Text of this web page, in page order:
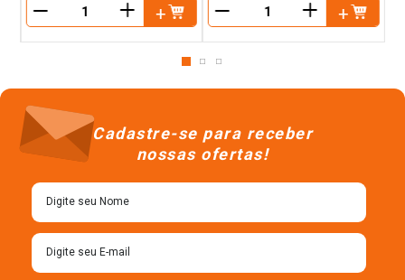
＋ ＋
Cadastre-se para receber
nossas ofertas!